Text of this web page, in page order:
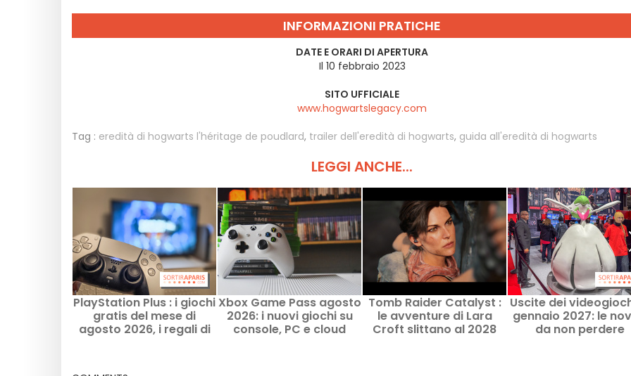
INFORMAZIONI PRATICHE
DATE E ORARI DI APERTURA
Il 10 febbraio 2023
SITO UFFICIALE
www.hogwartslegacy.com
Tag : eredità di hogwarts l'héritage de poudlard, trailer dell'eredità di hogwarts, guida all'eredità di hogwarts
LEGGI ANCHE...
PlayStation Plus : i giochi
gratis del mese di
agosto 2026, i regali di
Xbox Game Pass agosto
2026: i nuovi giochi su
console, PC e cloud
Tomb Raider Catalyst :
le avventure di Lara
Croft slittano al 2028
Uscite dei
gennaio 2027: le
da non perdere